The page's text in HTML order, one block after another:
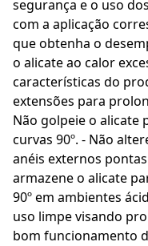
segurança e o uso
com a aplicação
que obtenha o
o alicate ao calor
características do
extensões para
Não golpeie o alicate
curvas 90º. - Não
anéis externos
armazene o alicate
90º em ambientes
uso limpe visando
bom funcionamento